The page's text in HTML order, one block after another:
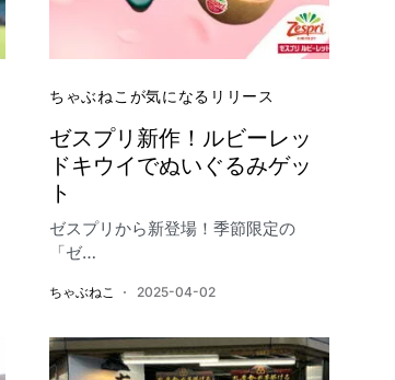
ちゃぶねこが気になるリリース
ゼスプリ新作！ルビーレッ
ドキウイでぬいぐるみゲッ
ト
ゼスプリから新登場！​季節限定の
「ゼ…
ちゃぶねこ 2025-04-02